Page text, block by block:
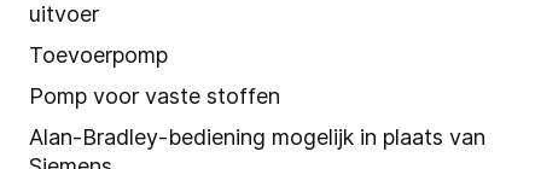
uitvoer
Toevoerpomp
Pomp voor vaste stoffen
Alan-Bradley-bediening mogelijk in plaats van